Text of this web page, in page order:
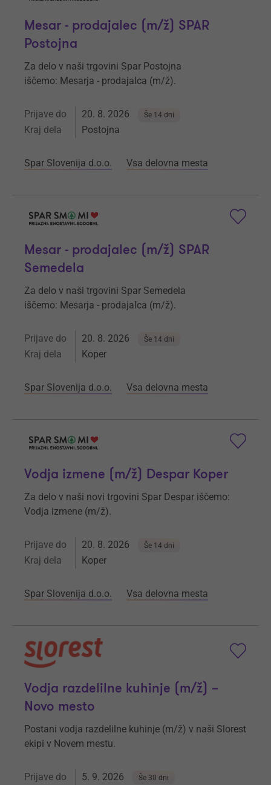
Mesar - prodajalec (m/ž) SPAR
Postojna
Za delo v naši trgovini Spar Postojna
iščemo: Mesarja - prodajalca (m/ž).
Prijave do 20. 8. 2026 Še 14 dni
Kraj dela Postojna
Spar Slovenija d.o.o. Vsa delovna mesta
Mesar - prodajalec (m/ž) SPAR
Semedela
Za delo v naši trgovini Spar Semedela
iščemo: Mesarja - prodajalca (m/ž).
Prijave do 20. 8. 2026 Še 14 dni
Kraj dela Koper
Spar Slovenija d.o.o. Vsa delovna mesta
Vodja izmene (m/ž) Despar Koper
Za delo v naši novi trgovini Spar Despar iščemo:
Vodja izmene (m/ž).
Prijave do 20. 8. 2026 Še 14 dni
Kraj dela Koper
Spar Slovenija d.o.o. Vsa delovna mesta
Vodja razdelilne kuhinje (m/ž) –
Novo mesto
Postani vodja razdelilne kuhinje (m/ž) v naši Slorest
ekipi v Novem mestu.
Prijave do 5. 9. 2026 Še 30 dni